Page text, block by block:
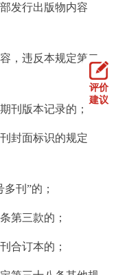
发行出版物内容
，违反本规定第二
版本记录的；
封面标识的规定
刊”的；
第三款的；
合订本的；
评价
建议